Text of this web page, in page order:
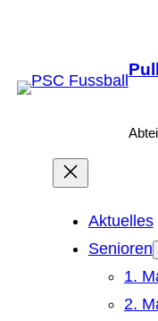
springen
Aktuelles
Senioren
1.
2.